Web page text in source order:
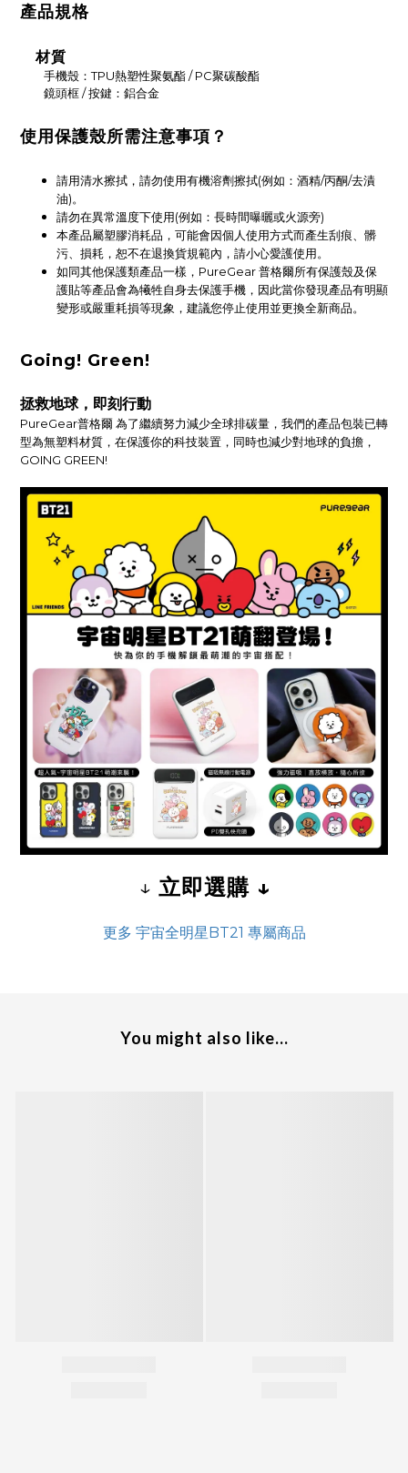
產品規格
材質
手機殼：TPU熱塑性聚氨酯 / PC聚碳酸酯
鏡頭框 / 按鍵：鋁合金
使用保護殼所需注意事項？
請用清水擦拭，請勿使用有機溶劑擦拭(例如：酒精/丙酮/去漬
油)。
請勿在異常溫度下使用(例如：長時間曝曬或火源旁)
本產品屬塑膠消耗品，可能會因個人使用方式而產生刮痕、髒
污、損耗，恕不在退換貨規範內，請小心愛護使用。
如同其他保護類產品一樣，PureGear 普格爾所有保護殼及保
護貼等產品會為犧牲自身去保護手機，因此當你發現產品有明顯
變形或嚴重耗損等現象，建議您停止使用並更換全新商品。
Going! Green!
拯救地球，即刻行動
PureGear普格爾 為了繼續努力減少全球排碳量，我們的產品包裝已轉
型為無塑料材質，在保護你的科技裝置，同時也減少對地球的負擔，
GOING GREEN!
↓ 立即選購 ↓
更多 宇宙全明星BT21 專屬商品
You might also like...